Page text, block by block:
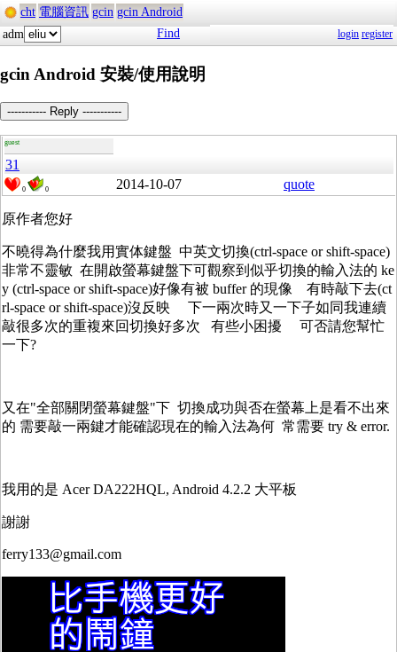
cht 電腦資訊 gcin gcin Android
adm
Find login register
gcin Android 安裝/使用說明
----------- Reply -----------
guest
31
0 0 2014-10-07 quote
原作者您好
不曉得為什麼我用實体鍵盤 中英文切換(ctrl-space or shift-space)
非常不靈敏 在開啟螢幕鍵盤下可觀察到似乎切換的輸入法的 ke
y (ctrl-space or shift-space)好像有被 buffer 的現像 有時敲下去(ct
rl-space or shift-space)沒反映 下一兩次時又一下子如同我連續
敲很多次的重複來回切換好多次 有些小困擾 可否請您幫忙
一下?
又在"全部關閉螢幕鍵盤"下 切換成功與否在螢幕上是看不出來
的 需要敲一兩鍵才能確認現在的輸入法為何 常需要 try & error.
我用的是 Acer DA222HQL, Android 4.2.2 大平板
謝謝
ferry133@gmail.com